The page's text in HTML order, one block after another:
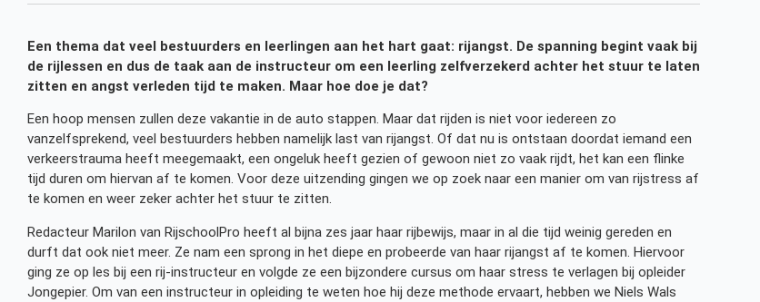
Een thema dat veel bestuurders en leerlingen aan het hart gaat: rijangst. De spanning begint vaak bij
de rijlessen en dus de taak aan de instructeur om een leerling zelfverzekerd achter het stuur te laten
zitten en angst verleden tijd te maken. Maar hoe doe je dat?
Een hoop mensen zullen deze vakantie in de auto stappen. Maar dat rijden is niet voor iedereen zo
vanzelfsprekend, veel bestuurders hebben namelijk last van rijangst. Of dat nu is ontstaan doordat iemand een
verkeerstrauma heeft meegemaakt, een ongeluk heeft gezien of gewoon niet zo vaak rijdt, het kan een flinke
tijd duren om hiervan af te komen. Voor deze uitzending gingen we op zoek naar een manier om van rijstress af
te komen en weer zeker achter het stuur te zitten.
Redacteur Marilon van RijschoolPro heeft al bijna zes jaar haar rijbewijs, maar in al die tijd weinig gereden en
durft dat ook niet meer. Ze nam een sprong in het diepe en probeerde van haar rijangst af te komen. Hiervoor
ging ze op les bij een rij-instructeur en volgde ze een bijzondere cursus om haar stress te verlagen bij opleider
Jongepier. Om van een instructeur in opleiding te weten hoe hij deze methode ervaart, hebben we Niels Wals